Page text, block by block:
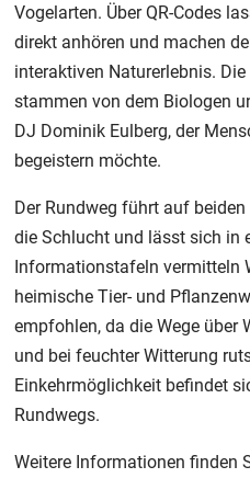
Vogelarten. Über QR-Codes
direkt anhören und machen
interaktiven Naturerlebnis.
stammen von dem Biologen
DJ Dominik Eulberg, der
begeistern möchte.
Der Rundweg führt auf
die Schlucht und lässt sich in
Informationstafeln vermitteln
heimische Tier- und
empfohlen, da die Wege über
und bei feuchter Witterung
Einkehrmöglichkeit befindet
Rundwegs.
Weitere Informationen finden